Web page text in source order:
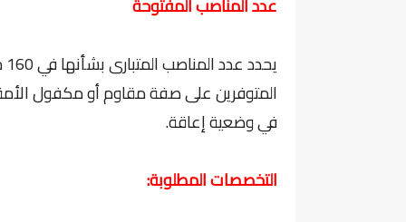
عدد المناصب المفتوحة
في وضعية إعاقة.
التخصصات المطلوبة: